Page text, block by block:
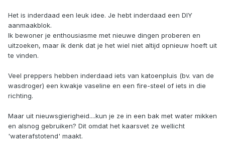
Het is inderdaad een leuk idee. Je hebt inderdaad een DIY
aanmaakblok.
Ik bewoner je enthousiasme met nieuwe dingen proberen en
uitzoeken, maar ik denk dat je het wiel niet altijd opnieuw hoeft uit
te vinden.
Veel preppers hebben inderdaad iets van katoenpluis (bv. van de
wasdroger) een kwakje vaseline en een fire-steel of iets in die
richting.
Maar uit nieuwsgierigheid....kun je ze in een bak met water mikken
en alsnog gebruiken? Dit omdat het kaarsvet ze wellicht
'waterafstotend' maakt.